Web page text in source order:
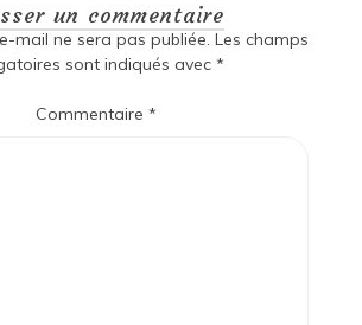
un commentaire
mail ne sera pas publiée. Les champs
sont indiqués avec *
Commentaire *